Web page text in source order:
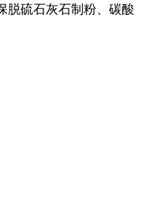
脱硫石灰石制粉、碳酸